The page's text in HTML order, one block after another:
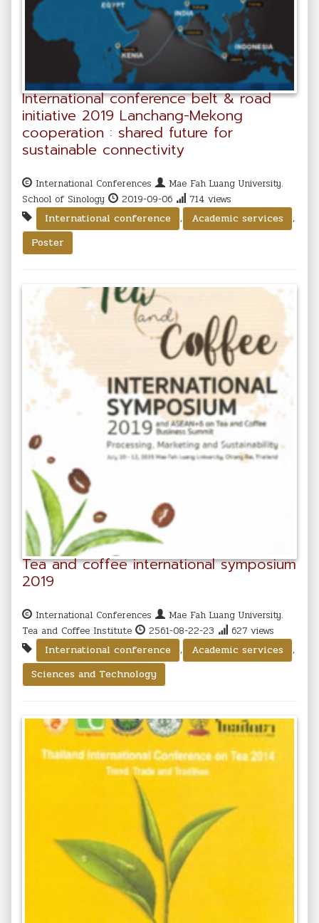
International conference belt & road
initiative 2019 Lanchang-Mekong
cooperation : shared future for
sustainable connectivity
International Conferences
Mae Fah Luang University.
School of Sinology
2019-09-06
714 views
International conference
, Academic services
,
Poster
Tea and coffee international symposium
2019
International Conferences
Mae Fah Luang University.
Tea and Coffee Institute
2561-08-22-23
627 views
International conference
, Academic services
,
Sciences and Technology